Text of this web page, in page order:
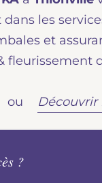
les
et
fleurissement
ou Découvrir
?